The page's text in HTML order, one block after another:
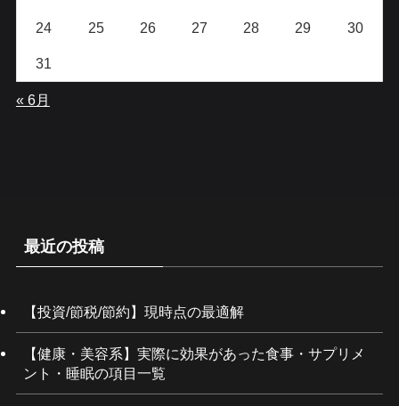
24 25 26 27 28 29 30
31
« 6月
最近の投稿
【投資/節税/節約】現時点の最適解
【健康・美容系】実際に効果があった食事・サプリメ
ント・睡眠の項目一覧